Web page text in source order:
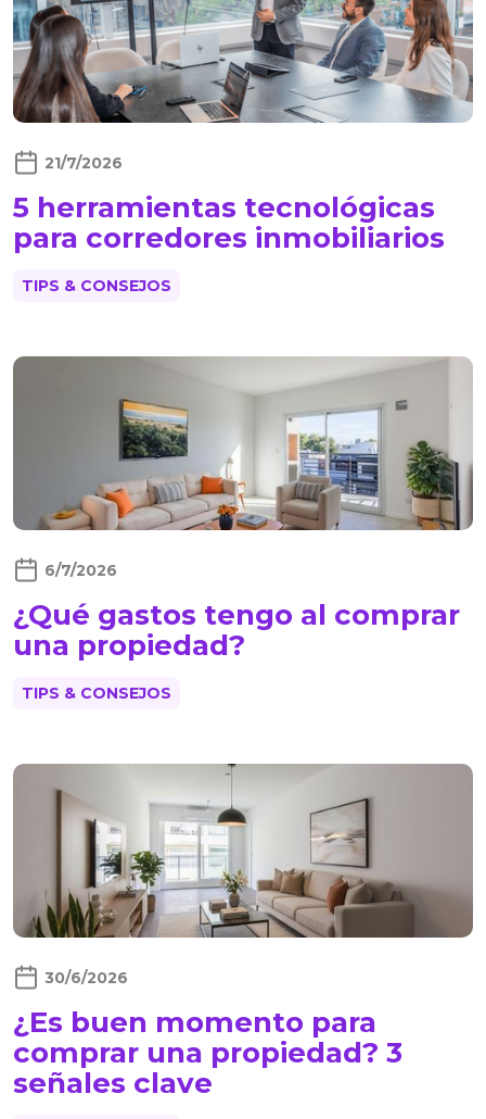
21/7/2026
5 herramientas tecnológicas
para corredores inmobiliarios
TIPS & CONSEJOS
6/7/2026
¿Qué gastos tengo al comprar
una propiedad?
TIPS & CONSEJOS
30/6/2026
¿Es buen momento para
comprar una propiedad? 3
señales clave